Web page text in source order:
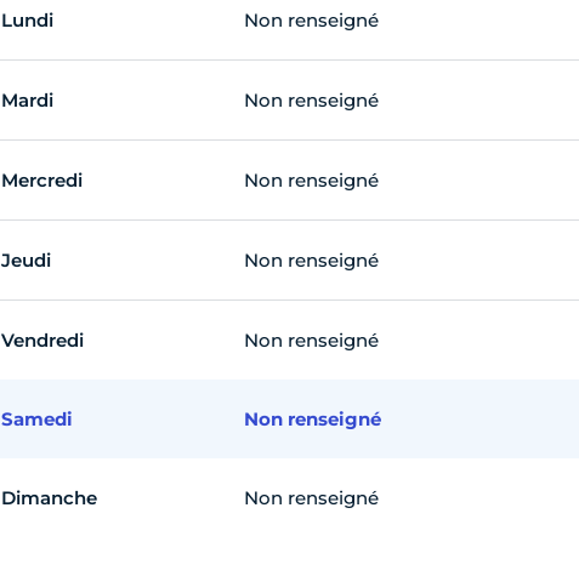
Lundi Non renseigné
Mardi Non renseigné
Mercredi Non renseigné
Jeudi Non renseigné
Vendredi Non renseigné
Samedi Non renseigné
Dimanche Non renseigné